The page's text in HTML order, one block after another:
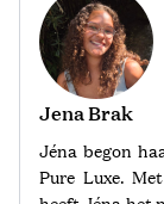
Jena Brak
Jéna begon
Pure Luxe.